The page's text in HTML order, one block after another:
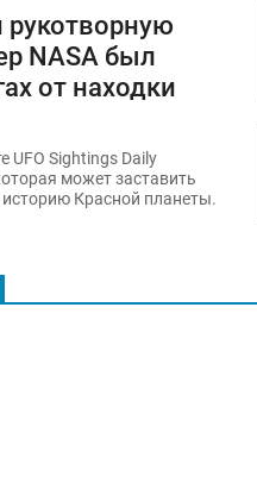
NASA был
от находки
UFO Sightings Daily
может заставить
Красной планеты.